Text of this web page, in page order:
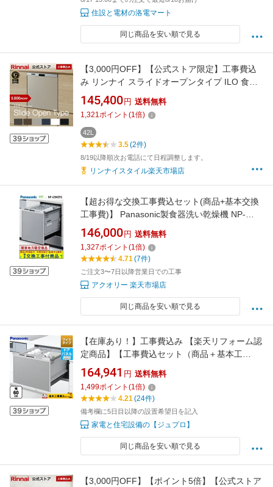
住設と電材の洛電マート
同じ商品を安い順で見る
【3,000円OFF】【公式ストア限定】工事費込
み リンナイ スライドオープンタイプ ILO 食器
洗い乾燥機 通常モデル イーロ ビルトイン 食洗
機 5年保証付 幅45cm 食器洗浄機 送料無料
145,400 円 送料無料
1,321ポイント (1倍)
42L
3.5(2件)
8/19以降順次お電話にて日程調整します。
リンナイスタイル楽天市場店
【超お得な交換工事費込セット(商品+基本交換
工事費)】 Panasonic製食器洗い乾燥機 NP-
45MD9S ディープタイプ 関東地方限定(別途出
張費が必要な地域もございます)
146,000 円 送料無料
1,327ポイント (1倍)
4.71(7件)
ご注文3〜7日以降営業日での工事
アクオリー 楽天市場店
同じ商品を安い順で見る
【在庫あり！】工事費込み 【楽天リフォーム認
定商品】【工事費込セット（商品＋基本工
事）】[NP-60MS8S] パナソニック 食器洗い乾
燥機 ドアパネル型 幅60cm M8シリーズ 新ワイ
ドタイプ 【クーポン有★2026/8/17迄】
164,941 円 送料無料
1,499ポイント (1倍)
4.21(24件)
備考欄に5日目以降の設置希望日を記入
家電と住宅設備の【ジュプロ】
同じ商品を安い順で見る
【3,000円OFF】【ポイント5倍】【公式ストア